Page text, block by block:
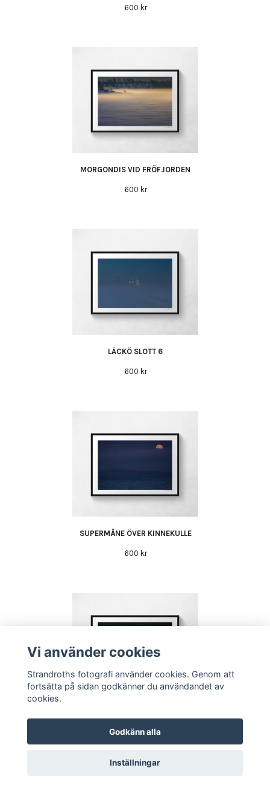
600 kr
MORGONDIS VID FRÖFJORDEN
600 kr
LÄCKÖ SLOTT 6
600 kr
SUPERMÅNE ÖVER KINNEKULLE
600 kr
600 kr
Vi använder cookies
Strandroths fotografi använder cookies. Genom att
fortsätta på sidan godkänner du användandet av
cookies.
Godkänn alla
Inställningar